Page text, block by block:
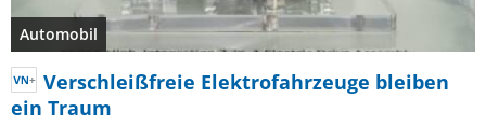
Automobil
Verschleißfreie Elektrofahrzeuge bleiben
ein Traum